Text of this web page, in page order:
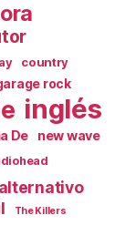
country
rock
inglés
De new wave
The Killers